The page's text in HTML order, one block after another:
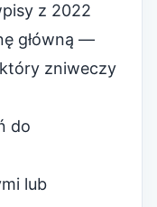
z 2022
główną —
zniweczy
do
lub